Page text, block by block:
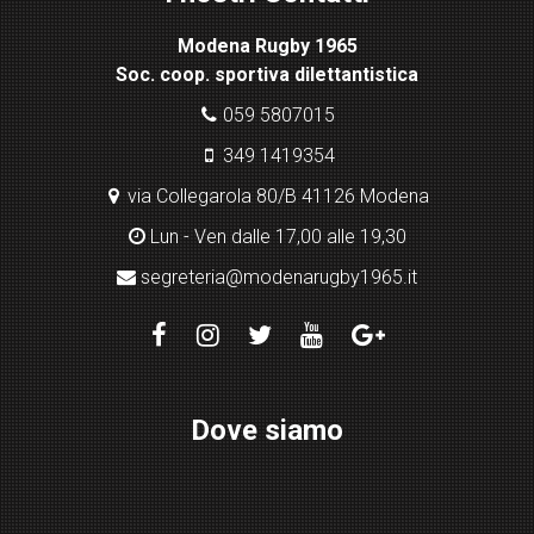
Modena Rugby 1965
Soc. coop. sportiva dilettantistica
059 5807015
349 1419354
via Collegarola 80/B 41126 Modena
Lun - Ven dalle 17,00 alle 19,30
segreteria@modenarugby1965.it
Dove siamo